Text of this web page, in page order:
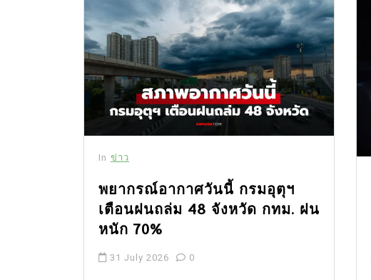
In ข่าว
พยากรณ์อากาศวันนี้ กรมอุตุฯ
เตือนฝนถล่ม 48 จังหวัด กทม. ฝน
หนัก 70%
31 July 2026 0